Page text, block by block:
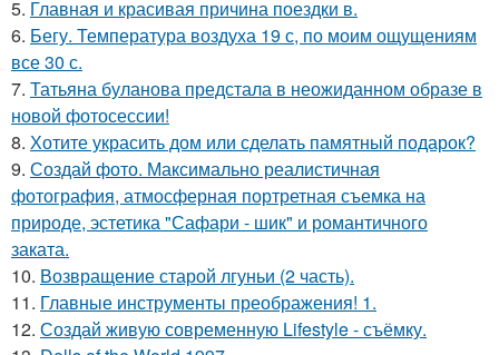
5. Главная и красивая причина поездки в.
6. Бегу. Температура воздуха 19 с, по моим ощущениям
все 30 с.
7. Татьяна буланова предстала в неожиданном образе в
новой фотосессии!
8. Хотите украсить дом или сделать памятный подарок?
9. Создай фото. Максимально реалистичная
фотография, атмосферная портретная съемка на
природе, эстетика "Сафари - шик" и романтичного
заката.
10. Возвращение старой лгуньи (2 часть).
11. Главные инструменты преображения! 1.
12. Создай живую современную Lifestyle - съёмку.